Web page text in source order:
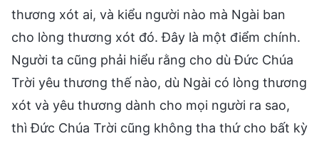
thương xót ai, và kiểu người nào mà Ngài ban
cho lòng thương xót đó. Đây là một điểm chính.
Người ta cũng phải hiểu rằng cho dù Đức Chúa
Trời yêu thương thế nào, dù Ngài có lòng thương
xót và yêu thương dành cho mọi người ra sao,
thì Đức Chúa Trời cũng không tha thứ cho bất kỳ